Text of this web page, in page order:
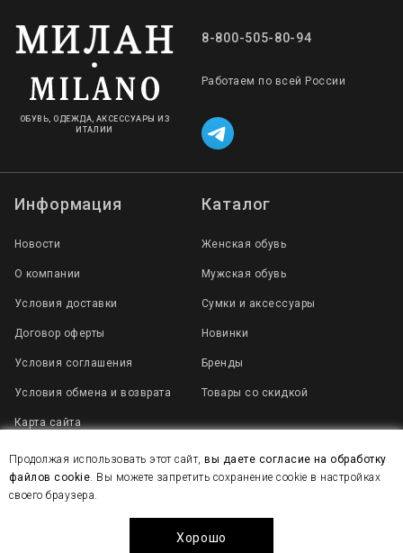
ОБУВЬ, ОДЕЖДА, АКСЕССУАРЫ ИЗ
ИТАЛИИ
8-800-505-80-94
Работаем по всей России
Информация
Новости
О компании
Условия доставки
Договор оферты
Условия соглашения
Условия обмена и возврата
Карта сайта
Каталог
Женская обувь
Мужская обувь
Сумки и аксессуары
Новинки
Бренды
Товары со скидкой
2007 - 2025 © Все права защищены
Создание сайта веб-студия WEB
Продолжая использовать этот сайт,вы даете согласие на обработку
файлов cookie. Вы можете запретить сохранение cookie в настройках
своего браузера.
Хорошо